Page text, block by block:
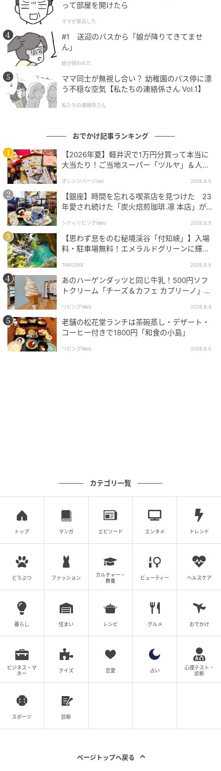
出典：リビング大阪Web
有名ホテルでフレンチなど25年の経験を積んだ料理人
による自慢の一品一品が楽しめる料理と、
出典：リビング大阪Web
ドリンクメニューもワインメニューも充実していま
す。おいしそうです。
熱々でジューシー、柔らかい。秘伝のタレ仕
込みのトンテキ！
って部屋を開けたら
ママが家出した
#1 送迎のバスから「娘が降りてきてませ
ん」
娘が拐われた
ママ同士が無視し合い？ 幼稚園のバス停に漂
う不穏な空気【私たちの連絡係さん Vol.1】
私たちの連絡係さん
おでかけ記事ランキング
【2026年夏】軽井沢で1万円分買って本当に
大当たり！ご当地スーパー「ツルヤ」＆人気
オレンジページnet 2026.8.5
【銀座】時間を忘れる喫茶店を見つけた 23
年愛され続けた「炭火焙煎珈琲.凛 本店」がも
シティリビングWeb 2026.8.5
【思わず息をのむ秘境渓谷「付知峡」】入場
料・駐車場無料！エメラルドグリーンに輝く
TABIZINE 2026.8.5
あのハーゲンダッツと同じ牛乳！500円ソフ
トクリーム「チーズ＆カフェ カプリーノ」
リビングWeb 2026.8.4
老舗の松花堂ランチは茶碗蒸し・デザート・
コーヒー付きで1800円「和食の小島」
リビングWeb 2026.8.5
カテゴリ一覧
トップ マンガ エピソード エンタメ トレンド
どうぶつ ファッション
カルチャー・
教養
ビューティー ヘルスケア
暮らし 住まい レシピ グルメ おでかけ
ビジネス・マ
ネー
クイズ 恋愛 占い
心理テスト・
診断
スポーツ 診断
ページトップへ戻る